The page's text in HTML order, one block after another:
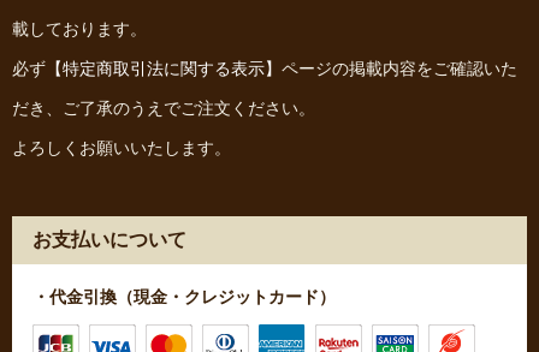
載しております。
必ず 【特定商取引法に関する表示】 ページの掲載内容をご確認いた
だき、ご了承のうえでご注文ください。
よろしくお願いいたします。
お支払いについて
・代金引換（現金・クレジットカード）